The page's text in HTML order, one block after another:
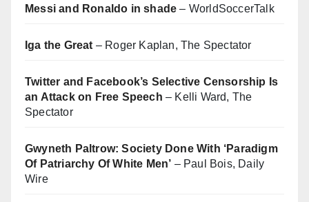
Messi and Ronaldo in shade – WorldSoccerTalk
Iga the Great – Roger Kaplan, The Spectator
Twitter and Facebook’s Selective Censorship Is
an Attack on Free Speech – Kelli Ward, The
Spectator
Gwyneth Paltrow: Society Done With ‘Paradigm
Of Patriarchy Of White Men’ – Paul Bois, Daily
Wire